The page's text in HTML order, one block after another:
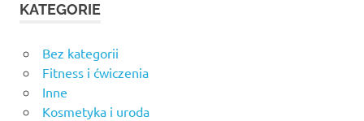
KATEGORIE
Bez kategorii
Fitness i ćwiczenia
Inne
Kosmetyka i uroda